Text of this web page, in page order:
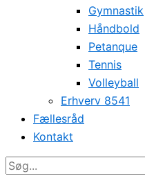
Gymnastik
Håndbold
Petanque
Tennis
Volleyball
Erhverv 8541
Fællesråd
Kontakt